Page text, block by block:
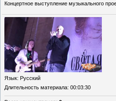
Концертное выступление музыкального
Язык: Русский
Длительность материала: 00:03:30